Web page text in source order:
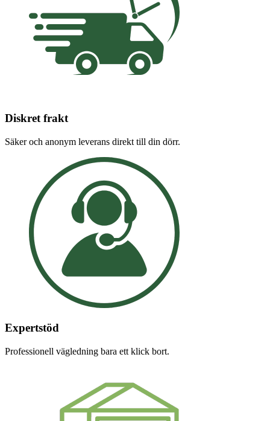
Diskret frakt
Säker och anonym leverans direkt till din dörr.
Expertstöd
Professionell vägledning bara ett klick bort.